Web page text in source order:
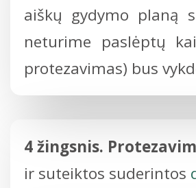
aiškų gydymo planą
neturime paslėptų
protezavimas) bus
4 žingsnis.
ir suteiktos suderintos